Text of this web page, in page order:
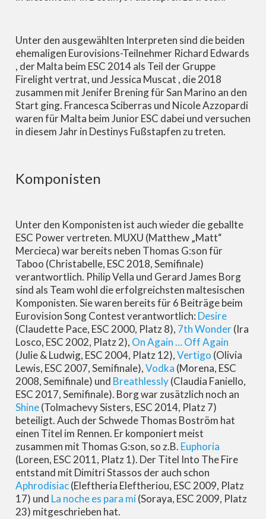
Unter den ausgewählten Interpreten sind die beiden
ehemaligen Eurovisions-Teilnehmer Richard Edwards
, der Malta beim ESC 2014 als Teil der Gruppe
Firelight vertrat, und Jessica Muscat , die 2018
zusammen mit Jenifer Brening für San Marino an den
Start ging. Francesca Sciberras und Nicole Azzopardi
waren für Malta beim Junior ESC dabei und versuchen
in diesem Jahr in Destinys Fußstapfen zu treten.
Komponisten
Unter den Komponisten ist auch wieder die geballte
ESC Power vertreten. MUXU (Matthew „Matt“
Mercieca) war bereits neben Thomas G:son für
Taboo (Christabelle, ESC 2018, Semifinale)
verantwortlich. Philip Vella und Gerard James Borg
sind als Team wohl die erfolgreichsten maltesischen
Komponisten. Sie waren bereits für 6 Beiträge beim
Eurovision Song Contest verantwortlich: Desire
(Claudette Pace, ESC 2000, Platz 8), 7th Wonder(Ira
Losco, ESC 2002, Platz 2), On Again … Off Again
(Julie & Ludwig, ESC 2004, Platz 12),Vertigo (Olivia
Lewis, ESC 2007, Semifinale),Vodka (Morena, ESC
2008, Semifinale) und Breathlessly(Claudia Faniello,
ESC 2017, Semifinale). Borg war zusätzlich noch an
Shine(Tolmachevy Sisters, ESC 2014, Platz 7)
beteiligt. Auch der Schwede Thomas Boström hat
einen Titel im Rennen. Er komponiert meist
zusammen mit Thomas G:son, so z.B. Euphoria
(Loreen, ESC 2011, Platz 1). Der Titel Into The Fire
entstand mit Dimitri Stassos der auch schon
Aphrodisiac(Eleftheria Eleftheriou, ESC 2009, Platz
17) und La noche es para mí(Soraya, ESC 2009, Platz
23) mitgeschrieben hat.